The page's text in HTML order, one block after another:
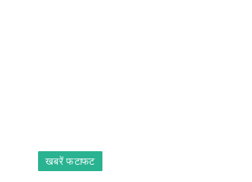
खबरें फटाफट